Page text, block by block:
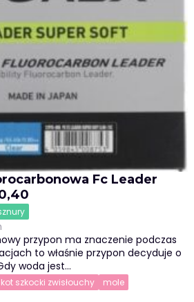
Fc Leader
przypon ma znaczenie podczas
to właśnie przypon decyduje o
woda jest…
kot szkocki zwisłouchy
mole